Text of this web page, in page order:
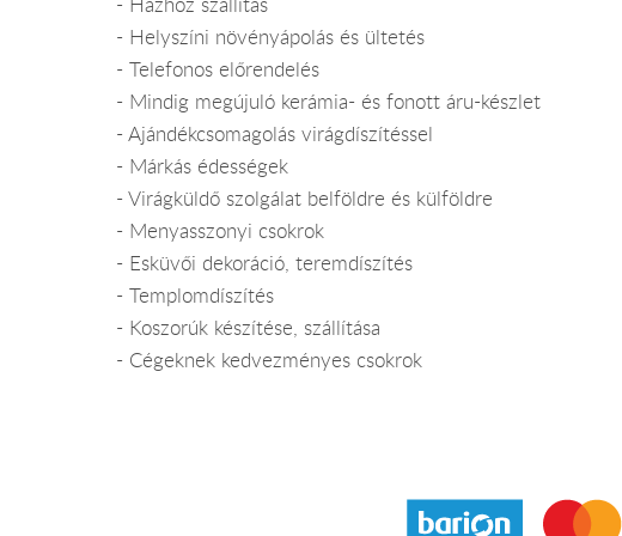
- Helyszíni növényápolás és ültetés
- Telefonos előrendelés
- Mindig megújuló kerámia- és fonott áru-készlet
- Ajándékcsomagolás virágdíszítéssel
- Márkás édességek
- Virágküldő szolgálat belföldre és külföldre
- Menyasszonyi csokrok
- Esküvői dekoráció, teremdíszítés
- Templomdíszítés
- Koszorúk készítése, szállítása
- Cégeknek kedvezményes csokrok